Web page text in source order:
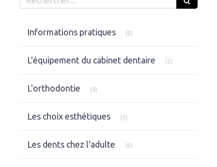
Informations pratiques (8)
L'équipement du cabinet dentaire (2)
L'orthodontie (4)
Les choix esthétiques (9)
Les dents chez l'adulte (6)